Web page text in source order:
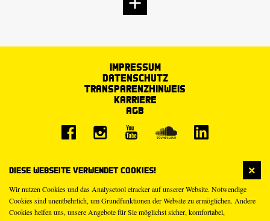
Diese Webseite verwendet Cookies!
Wir nutzen Cookies und das Analysetool etracker auf unserer Website. Notwendige
Cookies sind unentbehrlich, um Grundfunktionen der Website zu ermöglichen. Andere
Cookies helfen uns, unsere Angebote für Sie möglichst sicher, komfortabel,
Impressum
Datenschutz
Transparenzhinweis
Karriere
AGB